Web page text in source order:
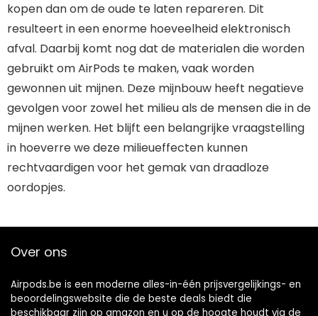
kopen dan om de oude te laten repareren. Dit
resulteert in een enorme hoeveelheid elektronisch
afval. Daarbij komt nog dat de materialen die worden
gebruikt om AirPods te maken, vaak worden
gewonnen uit mijnen. Deze mijnbouw heeft negatieve
gevolgen voor zowel het milieu als de mensen die in de
mijnen werken. Het blijft een belangrijke vraagstelling
in hoeverre we deze milieueffecten kunnen
rechtvaardigen voor het gemak van draadloze
oordopjes.
Over ons
Airpods.be is een moderne alles-in-één prijsvergelijkings- en
beoordelingswebsite die de beste deals biedt die
beschikbaar zijn op amazon en u op de hoogte houdt via de